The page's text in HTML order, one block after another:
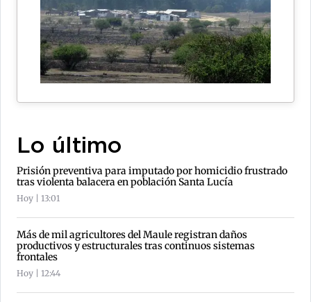
Lo último
Prisión preventiva para imputado por homicidio frustrado
tras violenta balacera en población Santa Lucía
Hoy | 13:01
Más de mil agricultores del Maule registran daños
productivos y estructurales tras continuos sistemas
frontales
Hoy | 12:44